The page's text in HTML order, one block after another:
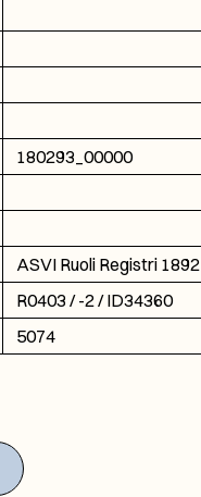
180293_00000
ASVI Ruoli Registri 1892
R0403 / -2 / ID34360
5074